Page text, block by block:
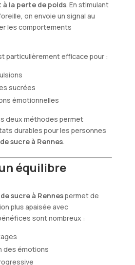
à la perte de poids. En stimulant
on envoie un signal au
les comportements
particulièrement efficace pour :
sucrées
émotionnelles
deux méthodes permet
durables pour les personnes
sucre à Rennes.
équilibre
sucre à Rennespermet de
plus apaisée avec
sont nombreux :
des émotions